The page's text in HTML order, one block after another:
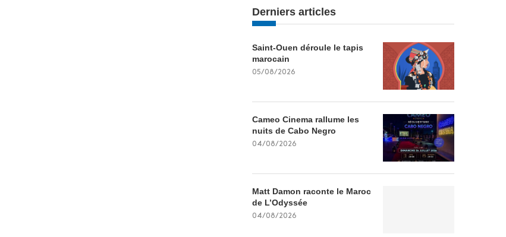
Derniers articles
Saint-Ouen déroule le tapis
marocain
05/08/2026
Cameo Cinema rallume les
nuits de Cabo Negro
04/08/2026
Matt Damon raconte le Maroc
de L’Odyssée
04/08/2026